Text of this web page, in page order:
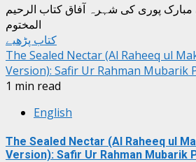
مبارک پوری کی شہرہ آفاق کتاب الرحیم
المختوم
کتاب پڑھیے
The Sealed Nectar (Al Raheeq ul
Version): Safir Ur Rahman Mubarik
1 min read
English
The Sealed Nectar (Al Raheeq ul
Version): Safir Ur Rahman Mubarik